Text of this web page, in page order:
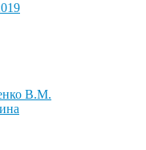
В.М.